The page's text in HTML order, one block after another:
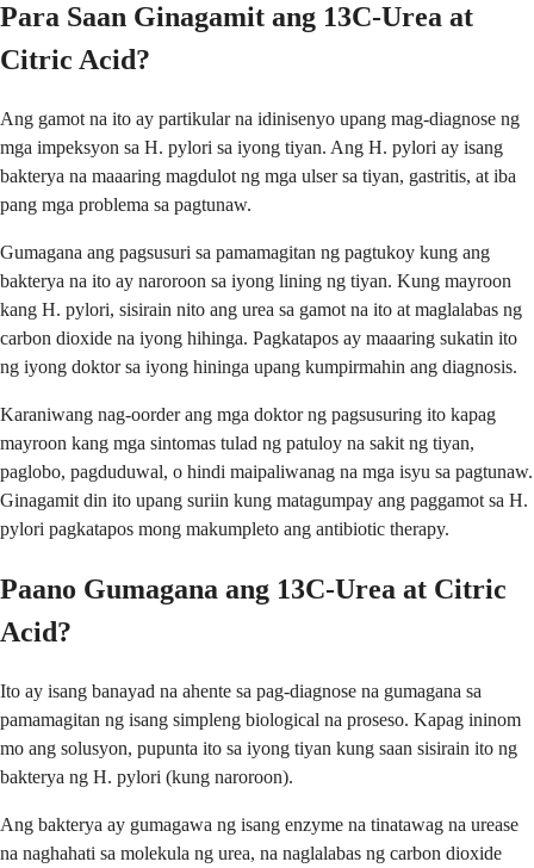
Para Saan Ginagamit ang 13C-Urea at
Citric Acid?
Ang gamot na ito ay partikular na idinisenyo upang mag-diagnose ng
mga impeksyon sa H. pylori sa iyong tiyan. Ang H. pylori ay isang
bakterya na maaaring magdulot ng mga ulser sa tiyan, gastritis, at iba
pang mga problema sa pagtunaw.
Gumagana ang pagsusuri sa pamamagitan ng pagtukoy kung ang
bakterya na ito ay naroroon sa iyong lining ng tiyan. Kung mayroon
kang H. pylori, sisirain nito ang urea sa gamot na ito at maglalabas ng
carbon dioxide na iyong hihinga. Pagkatapos ay maaaring sukatin ito
ng iyong doktor sa iyong hininga upang kumpirmahin ang diagnosis.
Karaniwang nag-oorder ang mga doktor ng pagsusuring ito kapag
mayroon kang mga sintomas tulad ng patuloy na sakit ng tiyan,
paglobo, pagduduwal, o hindi maipaliwanag na mga isyu sa pagtunaw.
Ginagamit din ito upang suriin kung matagumpay ang paggamot sa H.
pylori pagkatapos mong makumpleto ang antibiotic therapy.
Paano Gumagana ang 13C-Urea at Citric
Acid?
Ito ay isang banayad na ahente sa pag-diagnose na gumagana sa
pamamagitan ng isang simpleng biological na proseso. Kapag ininom
mo ang solusyon, pupunta ito sa iyong tiyan kung saan sisirain ito ng
bakterya ng H. pylori (kung naroroon).
Ang bakterya ay gumagawa ng isang enzyme na tinatawag na urease
na naghahati sa molekula ng urea, na naglalabas ng carbon dioxide